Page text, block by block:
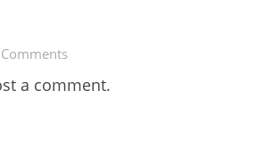
a comment.